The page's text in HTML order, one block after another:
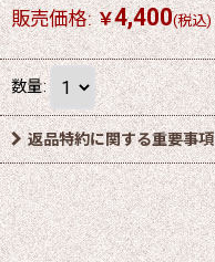
販売価格: ￥4,400(税込)
数量:
返品特約に関する重要事項